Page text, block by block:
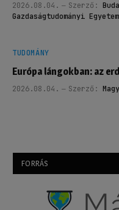
2026.08.04. Szerző:
Gazdaságtudományi Egyetem
TUDOMÁNY
Európa lángokban: az
2026.08.04. Szerző:
FORRÁS